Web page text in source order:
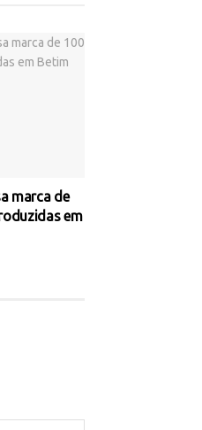
marca de
em